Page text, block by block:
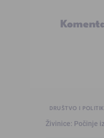
DRUŠTVO I
Živinice: Počinje